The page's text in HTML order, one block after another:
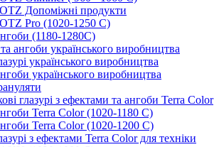
Допоміжні продукти
Pro (1020-1250 C)
(1180-1280С)
та ангоби українського виробництва
українського виробництва
українського виробництва
глазурі з ефектами та ангоби Terra Color
Terra Color (1020-1180 С)
Terra Color (1020-1200 С)
з ефектами Terra Color для техніки